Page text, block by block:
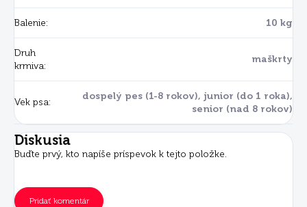
Balenie: 10 kg
Druh
krmiva:
maškrty
Vek psa:
dospelý pes (1-8 rokov), junior (do 1 roka),
senior (nad 8 rokov)
Diskusia
Buďte prvý, kto napíše príspevok k tejto položke.
Pridať komentár